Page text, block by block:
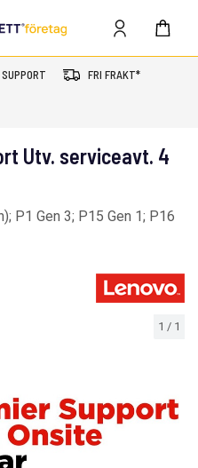
SUPPORT FRI FRAKT*
1 / 1
Utv. serviceavt. 4
P1 Gen 3; P15 Gen 1; P16